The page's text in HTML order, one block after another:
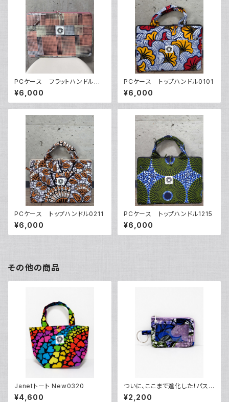
PCケース フラットハンドルタ
イプ1102
¥6,000
PCケース トップハンドル0101
¥6,000
PCケース トップハンドル0211
¥6,000
PCケース トップハンドル1215
¥6,000
その他の商品
Janetトート New0320
¥4,600
ついに、ここまで進化した！パスケ
ース0208-89
¥2,200